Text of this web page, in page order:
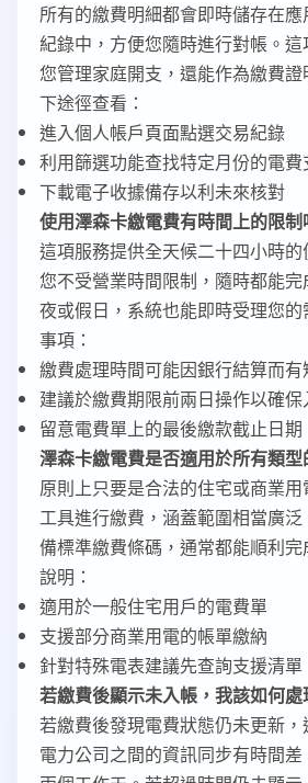
所有的繳費明細都會即時儲存在
紀錄中，方便您隨時進行對帳。
您管理家庭開支，還能作為繳費
下途徑查看：
進入個人帳戶頁面點選交易紀錄
利用篩選功能查找特定月份的電費
下載電子收據備存以利未來核對
使用澤森卡繳電費有時間上的限制
這項服務提供全天候二十四小時
您不受營業時間限制，隨時都能
夜或假日，系統也能即時受理您
事項：
繳費處理時間可能因銀行結算而有
建議於繳費期限前兩日操作以確保
留意電費單上的最後繳款截止日期
澤森卡繳電費是否適用於所有類型
原則上只要是合法的住宅或商業
工具進行繳費，涵蓋範圍相當廣
備標準繳費條碼，通常都能順利
說明：
適用於一般住宅用戶的電費單
支援部分商業用電的帳單繳納
針對特殊電表建議先查詢支援清單
若繳費後顯示未入帳，我該如何處
若繳費後發現電費狀態仍未更新
電力公司之間的資訊同步有時間